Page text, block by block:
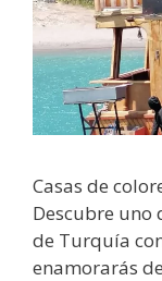
Casas de
Descubre uno
de Turquía con
enamorarás